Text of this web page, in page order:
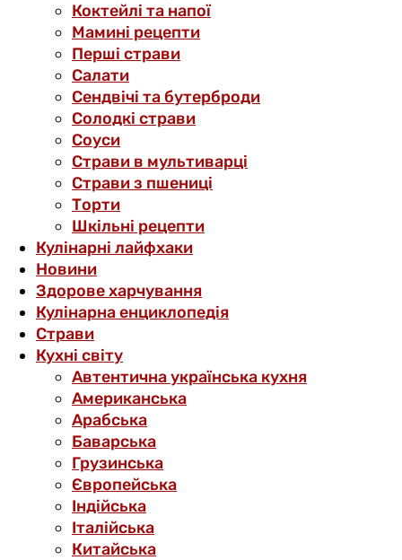
Коктейлі та напої
Мамині рецепти
Перші страви
Салати
Сендвічі та бутерброди
Солодкі страви
Соуси
Страви в мультиварці
Страви з пшениці
Торти
Шкільні рецепти
Кулінарні лайфхаки
Новини
Здорове харчування
Кулінарна енциклопедія
Страви
Кухні світу
Автентична українська кухня
Американська
Арабська
Баварська
Грузинська
Європейська
Індійська
Італійська
Китайська